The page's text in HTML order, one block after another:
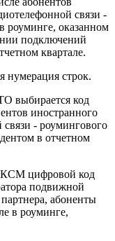
связи -
роуминге, оказанном
подключений
квартале.
нумерация строк.
выбирается код
иностранного
- роумингового
в отчетном
цифровой код
подвижной
абоненты
в роуминге,